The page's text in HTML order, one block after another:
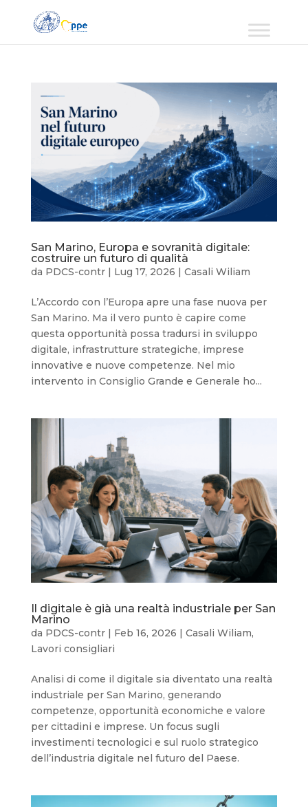
San Marino, Europa e sovranità digitale:
costruire un futuro di qualità
da PDCS-contr| Lug 17, 2026 | Casali Wiliam
L’Accordo con l’Europa apre una fase nuova per
San Marino. Ma il vero punto è capire come
questa opportunità possa tradursi in sviluppo
digitale, infrastrutture strategiche, imprese
innovative e nuove competenze. Nel mio
intervento in Consiglio Grande e Generale ho...
Il digitale è già una realtà industriale per San
Marino
da PDCS-contr| Feb 16, 2026 | Casali Wiliam,
Lavori consigliari
Analisi di come il digitale sia diventato una realtà
industriale per San Marino, generando
competenze, opportunità economiche e valore
per cittadini e imprese. Un focus sugli
investimenti tecnologici e sul ruolo strategico
dell’industria digitale nel futuro del Paese.